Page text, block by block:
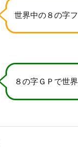
世界中の８の字
８の字ＧＰで世